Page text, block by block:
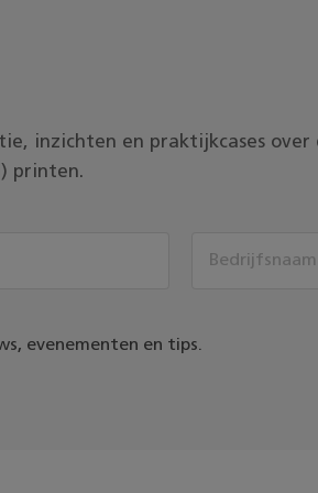
inzichten en praktijkcases
printen.
evenementen en tips.